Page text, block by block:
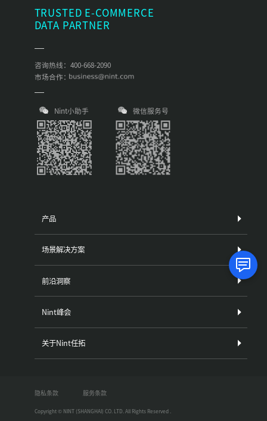
TRUSTED E-COMMERCE
DATA PARTNER
咨询热线：400-668-2090
市场合作：
Nint小助手 微信服务号
产品
场景解决方案
前沿洞察
Nint峰会
关于Nint任拓
Copyright © NINT (SHANGHAI) CO. LTD. All Rights Reserved .
隐私条款 服务条款